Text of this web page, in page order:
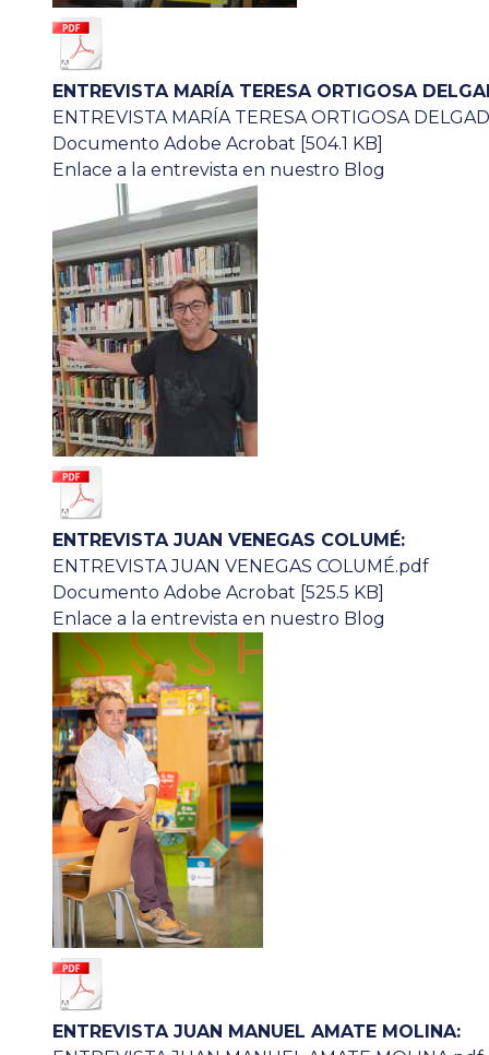
ENTREVISTA MARÍA TERESA ORTIGOSA
ENTREVISTA MARÍA TERESA ORTIGOSA
Documento Adobe Acrobat [504.1 KB]
Enlace a la entrevista en nuestro Blog
ENTREVISTA JUAN VENEGAS COLUMÉ:
ENTREVISTA JUAN VENEGAS COLUMÉ.pdf
Documento Adobe Acrobat [525.5 KB]
Enlace a la entrevista en nuestro Blog
ENTREVISTA JUAN MANUEL AMATE MOLINA: